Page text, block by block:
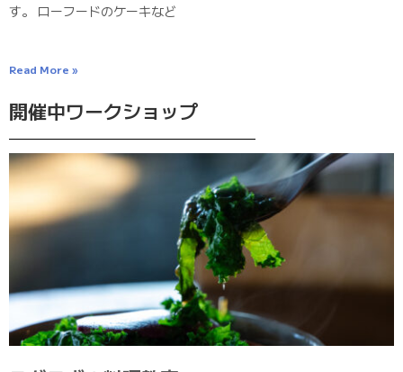
す。 ローフードのケーキなど
Read More »
開催中ワークショップ